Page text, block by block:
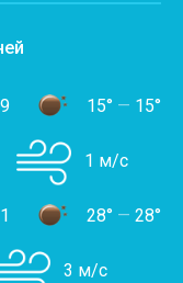
15° — 15°
1 м/с
28° — 28°
3 м/с